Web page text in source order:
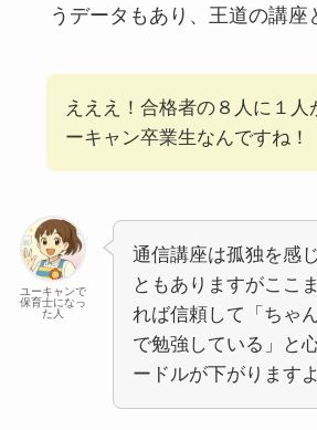
うデータもあり、王道の講座
えええ！合格者の８人に１人
ーキャン卒業生なんですね！
ユーキャンで
保育士になっ
た人
通信講座は孤独を感
ともありますがここ
れば信頼して「ちゃ
で勉強している」と
ードルが下がります